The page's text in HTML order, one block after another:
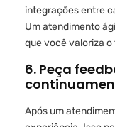
integrações entre
Um atendimento
que você valoriza
6. Peça
Após um